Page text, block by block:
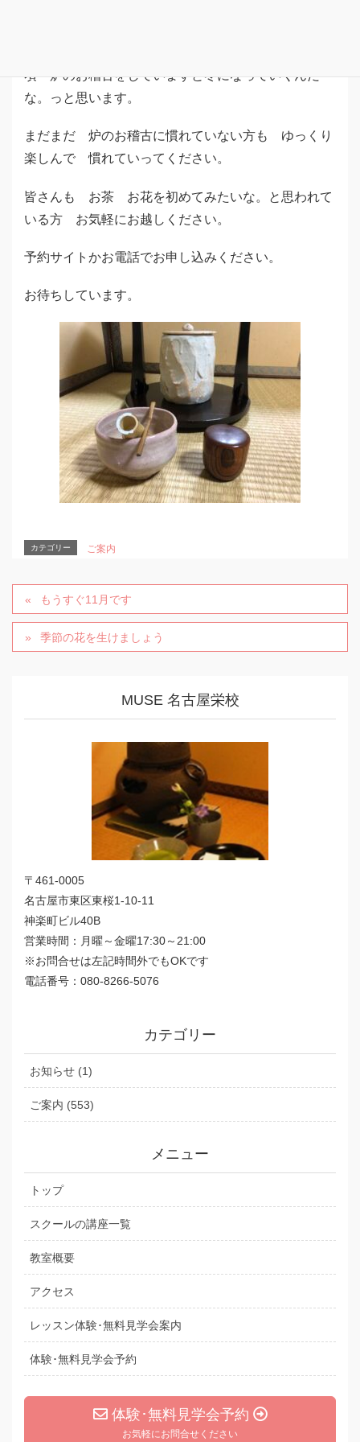
頃 炉のお稽古をしていますと冬になっていくんだ
な。っと思います。
まだまだ 炉のお稽古に慣れていない方も ゆっくり
楽しんで 慣れていってください。
皆さんも お茶 お花を初めてみたいな。と思われて
いる方 お気軽にお越しください。
予約サイトかお電話でお申し込みください。
お待ちしています。
カテゴリー ご案内
もうすぐ11月です
季節の花を生けましょう
MUSE 名古屋栄校
〒461-0005
名古屋市東区東桜1-10-11
神楽町ビル40B
営業時間：月曜～金曜17:30～21:00
※お問合せは左記時間外でもOKです
電話番号：080-8266-5076
カテゴリー
お知らせ (1)
ご案内 (553)
メニュー
トップ
スクールの講座一覧
教室概要
アクセス
レッスン体験･無料見学会案内
体験･無料見学会予約
体験･無料見学会予約
お気軽にお問合せください